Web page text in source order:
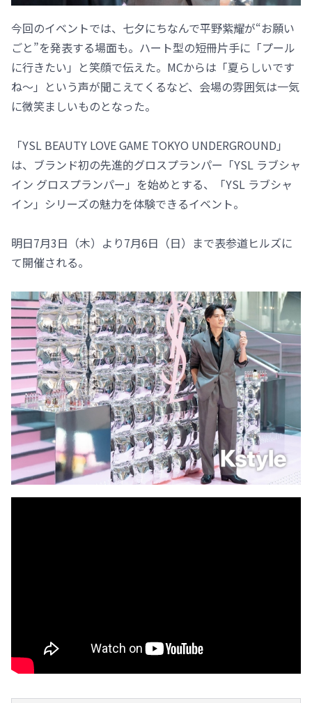
今回のイベントでは、七夕にちなんで平野紫耀が“お願い
ごと”を発表する場面も。ハート型の短冊片手に「プール
に行きたい」と笑顔で伝えた。MCからは「夏らしいです
ね～」という声が聞こえてくるなど、会場の雰囲気は一気
に微笑ましいものとなった。
「YSL BEAUTY LOVE GAME TOKYO UNDERGROUND」
は、ブランド初の先進的グロスプランパー「YSL ラブシャ
イン グロスプランパー」を始めとする、「YSL ラブシャ
イン」シリーズの魅力を体験できるイベント。
明日7月3日（木）より7月6日（日）まで表参道ヒルズに
て開催される。